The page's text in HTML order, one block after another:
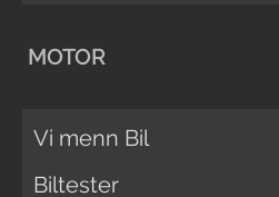
MOTOR
Vi menn Bil
Biltester